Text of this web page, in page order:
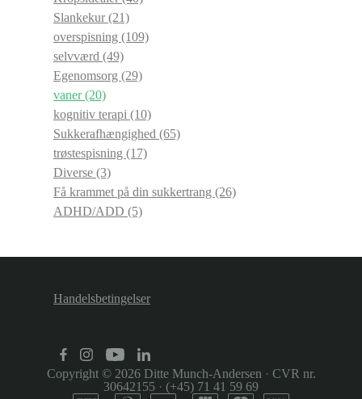
Slankekur(21)
overspisning (109)
selvværd (49)
Egenomsorg (29)
vaner(20)
kognitiv terapi (10)
Sukkerafhængighed (65)
trøstespisning (17)
Diverse (3)
Få krammet på din sukkertrang (26)
ADHD/ADD (5)
Handelsbetingelser
Copyright © 2026 Ditte Munch-Andersen · CVR nr.
30642155 · (+45) 71 41 59 69